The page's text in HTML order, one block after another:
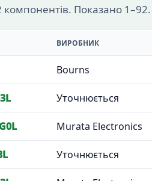
компонентів. Показано 1–92.
ВИРОБНИК
Bourns
Уточнюється
Murata Electronics
Уточнюється